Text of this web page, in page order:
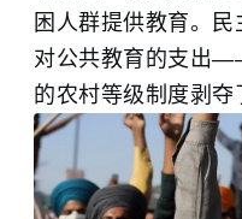
困人群提供教育。
对公共教育的支出
的农村等级制度剥夺